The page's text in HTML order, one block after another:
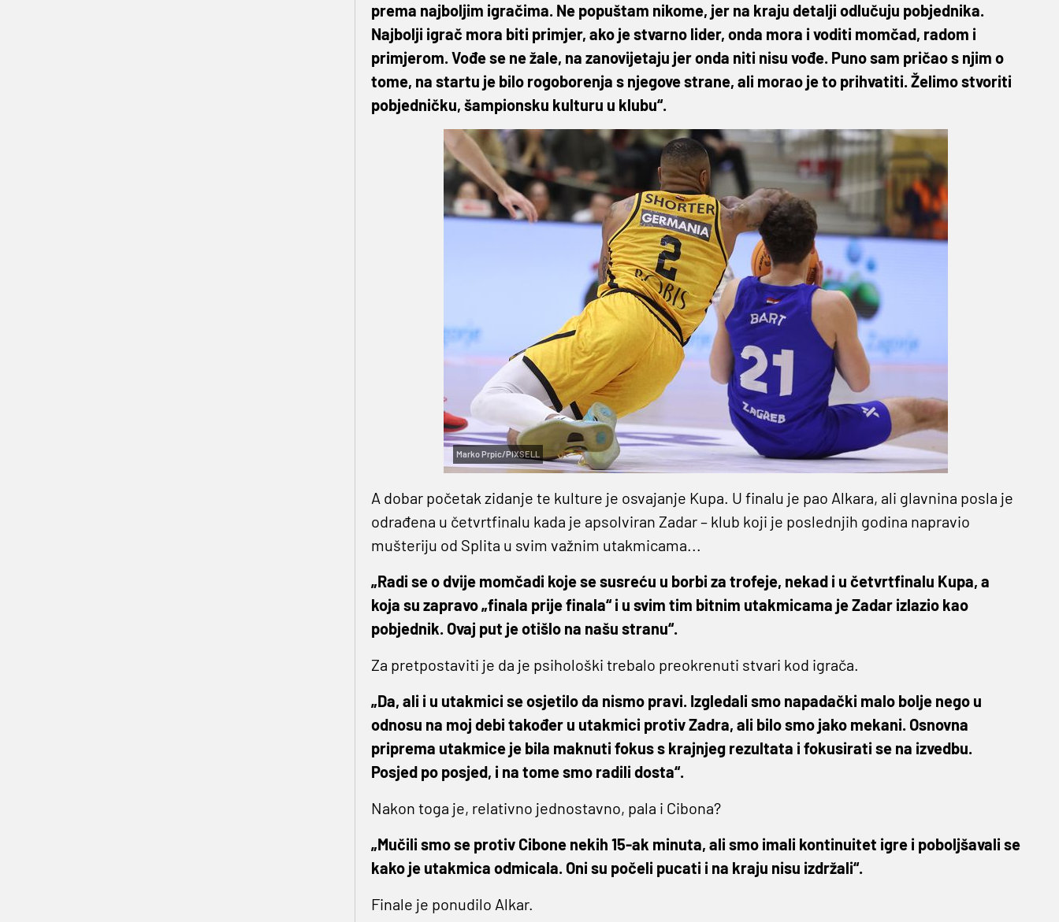
prema najboljim igračima. Ne popuštam nikome, jer na kraju detalji odlučuju pobjednika.
Najbolji igrač mora biti primjer, ako je stvarno lider, onda mora i voditi momčad, radom i
primjerom. Vođe se ne žale, na zanovijetaju jer onda niti nisu vođe. Puno sam pričao s njim o
tome, na startu je bilo rogoborenja s njegove strane, ali morao je to prihvatiti. Želimo stvoriti
pobjedničku, šampionsku kulturu u klubu“.
Marko Prpic/PIXSELL
A dobar početak zidanje te kulture je osvajanje Kupa. U finalu je pao Alkara, ali glavnina posla je
odrađena u četvrtfinalu kada je apsolviran Zadar – klub koji je poslednjih godina napravio
mušteriju od Splita u svim važnim utakmicama...
„Radi se o dvije momčadi koje se susreću u borbi za trofeje, nekad i u četvrtfinalu Kupa, a
koja su zapravo „finala prije finala“ i u svim tim bitnim utakmicama je Zadar izlazio kao
pobjednik. Ovaj put je otišlo na našu stranu“.
Za pretpostaviti je da je psihološki trebalo preokrenuti stvari kod igrača.
„Da, ali i u utakmici se osjetilo da nismo pravi. Izgledali smo napadački malo bolje nego u
odnosu na moj debi također u utakmici protiv Zadra, ali bilo smo jako mekani. Osnovna
priprema utakmice je bila maknuti fokus s krajnjeg rezultata i fokusirati se na izvedbu.
Posjed po posjed, i na tome smo radili dosta“.
Nakon toga je, relativno jednostavno, pala i Cibona?
„Mučili smo se protiv Cibone nekih 15-ak minuta, ali smo imali kontinuitet igre i poboljšavali se
kako je utakmica odmicala. Oni su počeli pucati i na kraju nisu izdržali“.
Finale je ponudilo Alkar.